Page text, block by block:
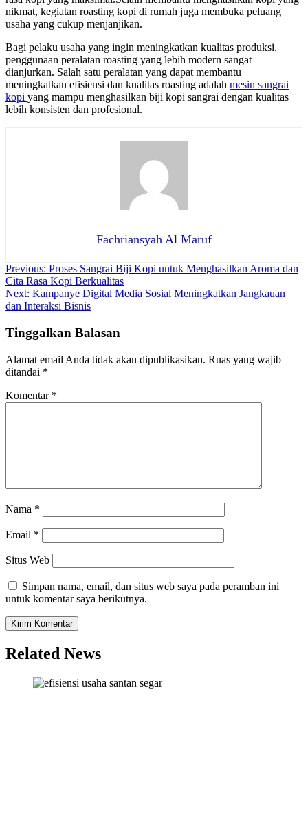
nikmat, kegiatan roasting kopi di rumah juga membuka peluang
usaha yang cukup menjanjikan.
Bagi pelaku usaha yang ingin meningkatkan kualitas produksi,
penggunaan peralatan roasting yang lebih modern sangat
dianjurkan. Salah satu peralatan yang dapat membantu
meningkatkan efisiensi dan kualitas roasting adalah mesin sangrai
kopi yang mampu menghasilkan biji kopi sangrai dengan kualitas
lebih konsisten dan profesional.
Fachriansyah Al Maruf
Navigasi
pos
Previous: Proses Sangrai Biji Kopi untuk Menghasilkan Aroma dan
Cita Rasa Kopi Berkualitas
Next: Kampanye Digital Media Sosial Meningkatkan Jangkauan
dan Interaksi Bisnis
Tinggalkan Balasan
Alamat email Anda tidak akan dipublikasikan. Ruas yang wajib
ditandai *
Komentar *
Nama *
Email *
Situs Web
Simpan nama, email, dan situs web saya pada peramban ini
untuk komentar saya berikutnya.
Related News